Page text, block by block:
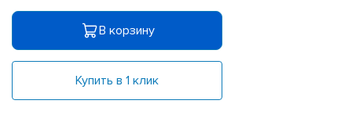
В корзину
Купить в 1 клик